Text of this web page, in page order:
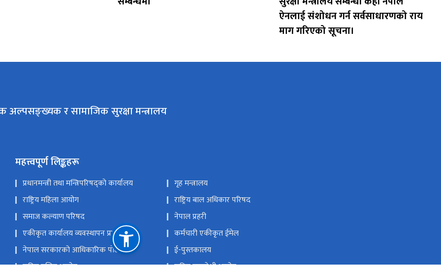
ऐनलाई संशोधन गर्न सर्वसाधारणको राय
माग गरिएको सूचना।
अल्पसङ्ख्यक र सामाजिक सुरक्षा मन्त्रालय
महत्त्वपूर्ण लिङ्कहरू
प्रधानमन्त्री तथा मन्त्रिपरिषद्को कार्यालय
गृह मन्त्रालय
राष्ट्रिय महिला आयोग
राष्ट्रिय बाल अधिकार परिषद
समाज कल्याण परिषद
नेपाल प्रहरी
एकीकृत कार्यालय व्यवस्थापन प्रणाली
कर्मचारी एकीकृत ईमेल
नेपाल सरकारको आधिकारिक पोर्टल
ई-पुस्तकालय